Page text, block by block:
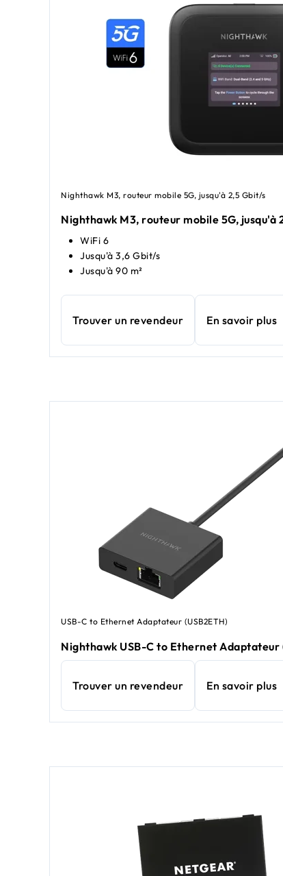
Nighthawk M3, routeur mobile 5G, jusqu'à 2,5 Gbit/s
Nighthawk M3, routeur mobile 5G, jusqu'à
WiFi 6
Jusqu'à 3,6 Gbit/s
Jusqu'à 90 m²
Trouver un revendeur En savoir plus
USB-C to Ethernet Adaptateur (USB2ETH)
Nighthawk USB-C to Ethernet Adaptateur
Trouver un revendeur En savoir plus